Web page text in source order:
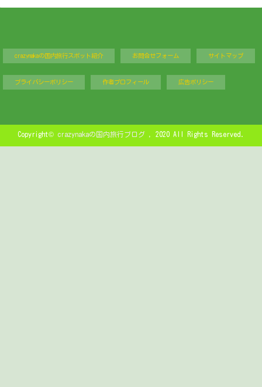
crazynakaの国内旅行スポット紹介 お問合せフォーム サイトマップ
プライバシーポリシー 作者プロフィール 広告ポリシー
Copyright© crazynakaの国内旅行ブログ , 2020 All Rights Reserved.